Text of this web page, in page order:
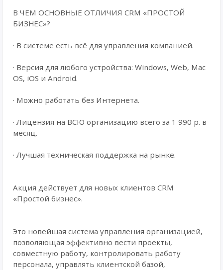
В ЧЕМ ОСНОВНЫЕ ОТЛИЧИЯ CRM «ПРОСТОЙ
БИЗНЕС»?
· В системе есть всё для управления компанией.
· Версия для любого устройства: Windows, Web, Mac
OS, iOS и Android.
· Можно работать без Интернета.
· Лицензия на ВСЮ организацию всего за 1 990 р. в
месяц.
· Лучшая техническая поддержка на рынке.
Акция действует для новых клиентов CRM
«Простой бизнес».
Это новейшая система управления организацией,
позволяющая эффективно вести проекты,
совместную работу, контролировать работу
персонала, управлять клиентской базой,